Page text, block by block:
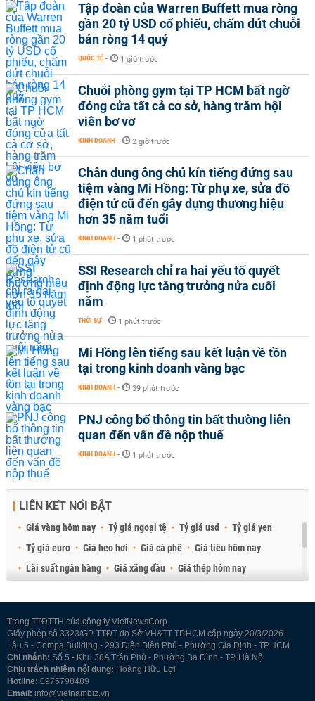
Tập đoàn của Warren Buffett mua ròng
gần 20 tỷ USD cổ phiếu, chấm dứt chuỗi
bán ròng 14 quý
QUỐC TẾ - 1 giờ trước
Chuỗi phòng gym tại TP HCM bất ngờ
đóng cửa tất cả cơ sở, hàng trăm hội
viên bơ vơ
KINH DOANH - 2 giờ trước
Chân dung ông chủ kín tiếng đứng sau
tiệm vàng Mi Hồng: Từ phụ xe, sửa đồ
điện tử cũ đến gây dựng thương hiệu
hơn 35 năm tuổi
KINH DOANH - 1 phút trước
SSI Research chỉ ra hai yếu tố quyết
định động lực tăng trưởng nửa cuối
năm
THỜI SỰ - 1 phút trước
Mi Hồng lên tiếng sau kết luận về tồn
tại trong kinh doanh vàng bạc
KINH DOANH - 39 phút trước
PNJ công bố thông tin bất thường liên
quan đến vấn đề nộp thuế
KINH DOANH - 1 phút trước
LIÊN KẾT NỔI BẬT
Giá vàng hôm nay Tỷ giá ngoại tệ Tỷ giá usd
Tỷ giá yen
Tỷ giá euro
Giá heo hơi Giá cà phê
Giá tiêu hôm nay
Lãi suất ngân hàng
Giá xăng dầu
Giá thép hôm nay
Trang TTĐTTH của công ty VietNewsCorp
Giấy phép số 3323/GP-TTĐT do Sở VH&TT TP.HCM cấp ngày 20/3/2026
Lầu 5 - Compa Building - 293 Điện Biên Phủ - Phường Gia Định - TP.HCM
Chi nhánh: Số 5 - Khu 38A Trần Phú - Phường Ba Đình - TP. Hà Nội
Chịu trách nhiệm nội dung: Hoàng Hữu Lợi
Hotline: 0975798489
Email: info@vietnambiz.vn